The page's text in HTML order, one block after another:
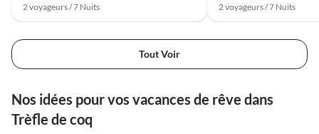
2 voyageurs / 7 Nuits 2 voyageurs / 7 Nuits
Tout Voir
Nos idées pour vos vacances de rêve dans
Trèfle de coq